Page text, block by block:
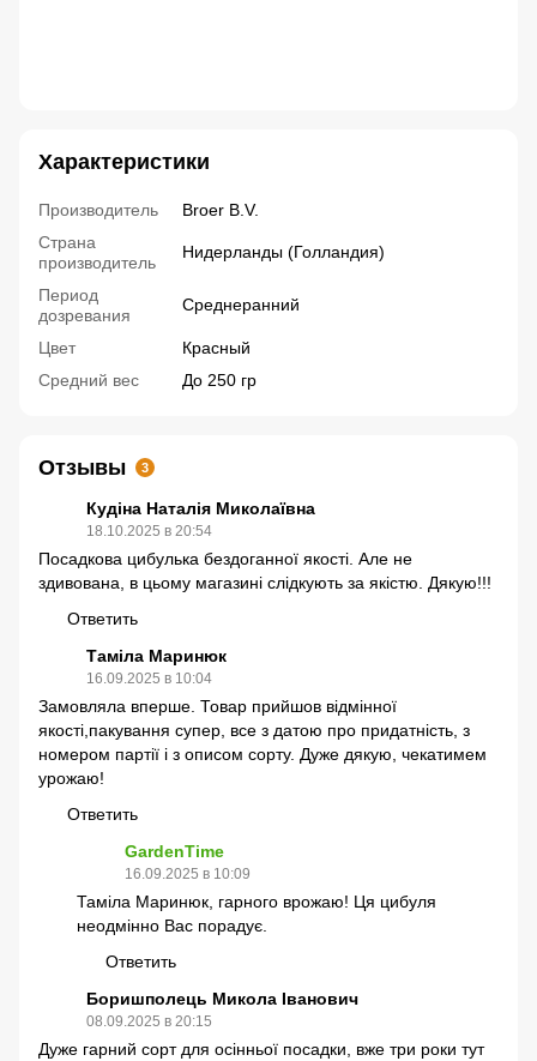
Характеристики
Производитель
Broer B.V.
Страна
производитель
Нидерланды (Голландия)
Период
дозревания
Среднеранний
Цвет
Красный
Средний вес
До 250 гр
Отзывы 3
Кудіна Наталія Миколаївна
18.10.2025 в 20:54
Посадкова цибулька бездоганної якості. Але не
здивована, в цьому магазині слідкують за якістю. Дякую!!!
Ответить
Таміла Маринюк
16.09.2025 в 10:04
Замовляла вперше. Товар прийшов відмінної
якості,пакування супер, все з датою про придатність, з
номером партії і з описом сорту. Дуже дякую, чекатимем
урожаю!
Ответить
GardenTime
16.09.2025 в 10:09
Таміла Маринюк, гарного врожаю! Ця цибуля
неодмінно Вас порадує.
Ответить
Боришполець Микола Іванович
08.09.2025 в 20:15
Дуже гарний сорт для осінньої посадки, вже три роки тут